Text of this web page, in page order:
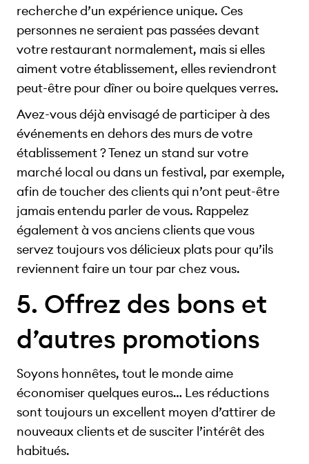
recherche d’un expérience unique. Ces
personnes ne seraient pas passées devant
votre restaurant normalement, mais si elles
aiment votre établissement, elles reviendront
peut-être pour dîner ou boire quelques verres.
Avez-vous déjà envisagé de participer à des
événements en dehors des murs de votre
établissement ? Tenez un stand sur votre
marché local ou dans un festival, par exemple,
afin de toucher des clients qui n’ont peut-être
jamais entendu parler de vous. Rappelez
également à vos anciens clients que vous
servez toujours vos délicieux plats pour qu’ils
reviennent faire un tour par chez vous.
5. Offrez des bons et
d’autres promotions
Soyons honnêtes, tout le monde aime
économiser quelques euros… Les réductions
sont toujours un excellent moyen d’attirer de
nouveaux clients et de susciter l’intérêt des
habitués.